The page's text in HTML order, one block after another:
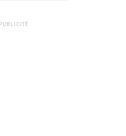
PUBLICITÉ